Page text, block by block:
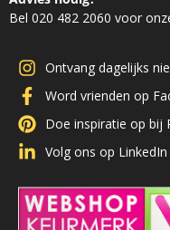
Bel 020 482 2060 voor
Ontvang dagelijks
Word vrienden op
Doe inspiratie op bij
Volg ons op LinkedIn